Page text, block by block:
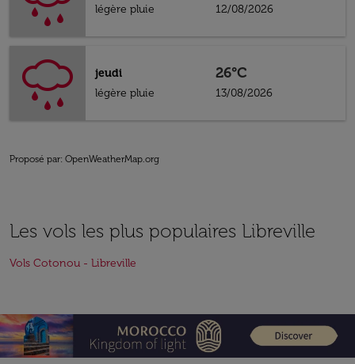
légère pluie
12/08/2026
jeudi
légère pluie
26°C
13/08/2026
Proposé par: OpenWeatherMap.org
Les vols les plus populaires Libreville
Vols Cotonou - Libreville